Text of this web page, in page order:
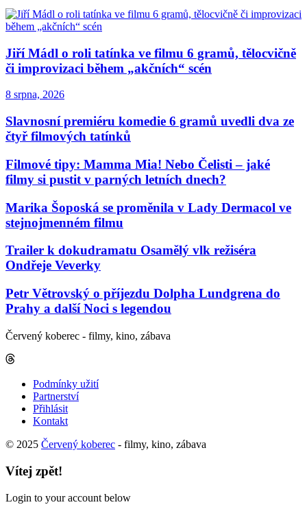
Jiří Mádl o roli tatínka ve filmu 6 gramů, tělocvičně
či improvizaci během „akčních“ scén
8 srpna, 2026
Slavnosní premiéru komedie 6 gramů uvedli dva ze
čtyř filmových tatínků
Filmové tipy: Mamma Mia! Nebo Čelisti – jaké
filmy si pustit v parných letních dnech?
Marika Šoposká se proměnila v Lady Dermacol ve
stejnojmenném filmu
Trailer k dokudramatu Osamělý vlk režiséra
Ondřeje Veverky
Petr Větrovský o příjezdu Dolpha Lundgrena do
Prahy a další Noci s legendou
Červený koberec - filmy, kino, zábava
Podmínky užití
Partnerství
Přihlásit
Kontakt
© 2025 Červený koberec - filmy, kino, zábava
Vítej zpět!
Login to your account below